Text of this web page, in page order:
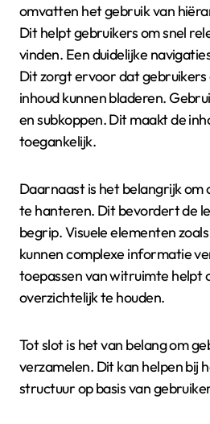
omvatten het gebruik van
Dit helpt gebruikers om snel
vinden. Een duidelijke
Dit zorgt ervoor dat gebruikers
inhoud kunnen bladeren.
en subkoppen. Dit maakt de
toegankelijk.
Daarnaast is het belangrijk om
te hanteren. Dit bevordert de
begrip. Visuele elementen
kunnen complexe informatie
toepassen van witruimte helpt
overzichtelijk te houden.
Tot slot is het van belang om
verzamelen. Dit kan helpen bij
structuur op basis van